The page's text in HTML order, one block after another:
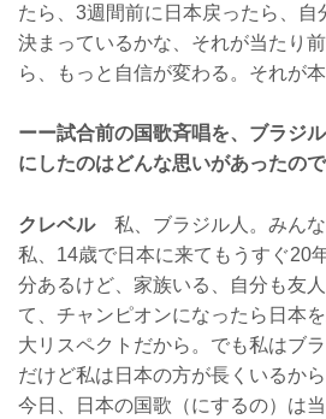
たら、3週間前に日本戻ったら、自
決まっているかな、それが当たり
ら、もっと自信が変わる。それが
ーー試合前の国歌斉唱を、ブラジ
にしたのはどんな思いがあったの
クレベル私、ブラジル人。みんな
私、14歳で日本に来てもうすぐ20
分あるけど、家族いる、自分も友
て、チャンピオンになったら日本
大リスペクトだから。でも私はブ
だけど私は日本の方が長くいるか
今日、日本の国歌（にするの）は